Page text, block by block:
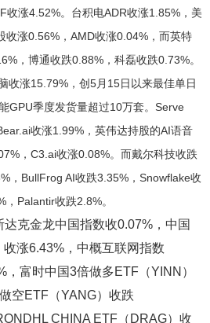
收涨4.52%。台积电ADR收涨1.85%，美
收涨0.56%，AMD收涨0.04%，而英特
，博通收跌0.88%，科磊收跌0.73%。
收涨15.79%，创5月15日以来最佳单日
GPU季度发货量超过10万套。Serve
收涨1.99%，英伟达持股的AI语音
，C3.ai收涨0.08%。而戴尔科技收跌
，BullFrog AI收跌3.35%，Snowflake收
Palantir收跌2.8%。
克金龙中国指数收0.07%，中国
涨6.43%，中概互联网指数
富时中国3倍做多ETF（YINN）
空ETF（YANG）收跌
CHINA ETF（DRAG）收